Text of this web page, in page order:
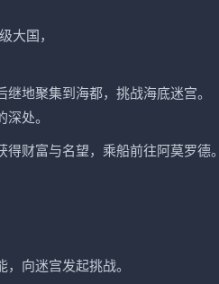
大国，
地聚集到海都，挑战海底迷宫。
处。
财富与名望，乘船前往阿莫罗德。
向迷宫发起挑战。